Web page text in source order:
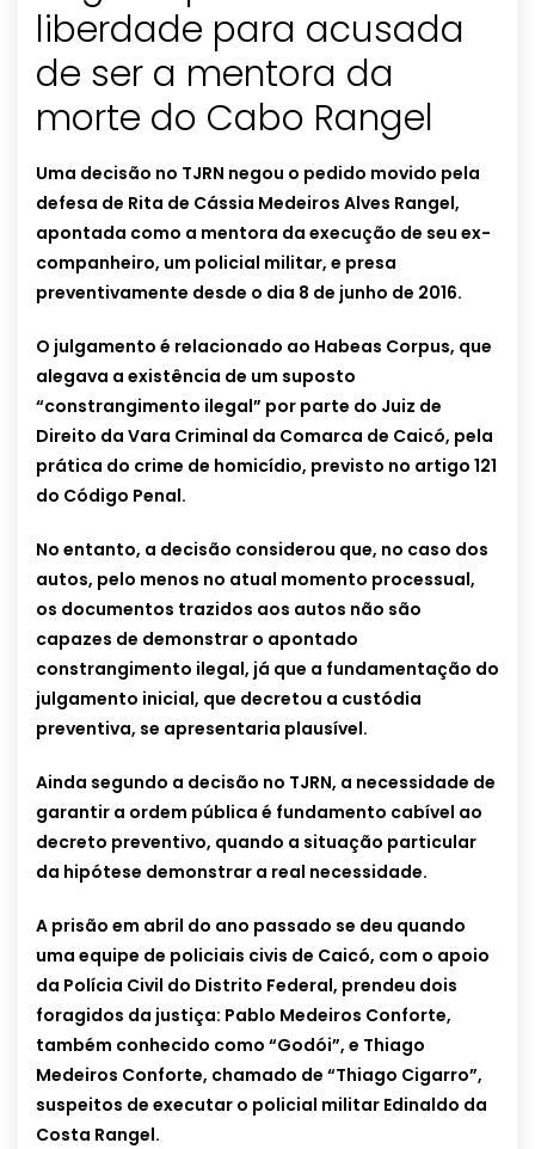
liberdade para acusada
de ser a mentora da
morte do Cabo Rangel
Uma decisão no TJRN negou o pedido movido pela
defesa de Rita de Cássia Medeiros Alves Rangel,
apontada como a mentora da execução de seu ex-
companheiro, um policial militar, e presa
preventivamente desde o dia 8 de junho de 2016.
O julgamento é relacionado ao Habeas Corpus, que
alegava a existência de um suposto
“constrangimento ilegal” por parte do Juiz de
Direito da Vara Criminal da Comarca de Caicó, pela
prática do crime de homicídio, previsto no artigo 121
do Código Penal.
No entanto, a decisão considerou que, no caso dos
autos, pelo menos no atual momento processual,
os documentos trazidos aos autos não são
capazes de demonstrar o apontado
constrangimento ilegal, já que a fundamentação do
julgamento inicial, que decretou a custódia
preventiva, se apresentaria plausível.
Ainda segundo a decisão no TJRN, a necessidade de
garantir a ordem pública é fundamento cabível ao
decreto preventivo, quando a situação particular
da hipótese demonstrar a real necessidade.
A prisão em abril do ano passado se deu quando
uma equipe de policiais civis de Caicó, com o apoio
da Polícia Civil do Distrito Federal, prendeu dois
foragidos da justiça: Pablo Medeiros Conforte,
também conhecido como “Godói”, e Thiago
Medeiros Conforte, chamado de “Thiago Cigarro”,
suspeitos de executar o policial militar Edinaldo da
Costa Rangel.